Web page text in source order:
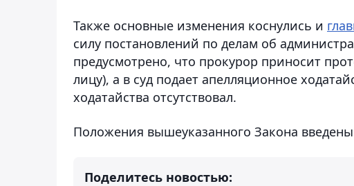
Также основные изменения коснулись и
силу постановлений по делам об
предусмотрено, что прокурор приносит
лицу), а в суд подает апелляционное
ходатайства отсутствовал.
Положения вышеуказанного Закона
Поделитесь новостью: